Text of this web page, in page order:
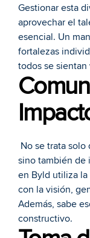
Gestionar esta
aprovechar el
esencial. Un
fortalezas
todos se sientan
sino también de
en Byld utiliza
con la visión,
Además, sabe
constructivo.